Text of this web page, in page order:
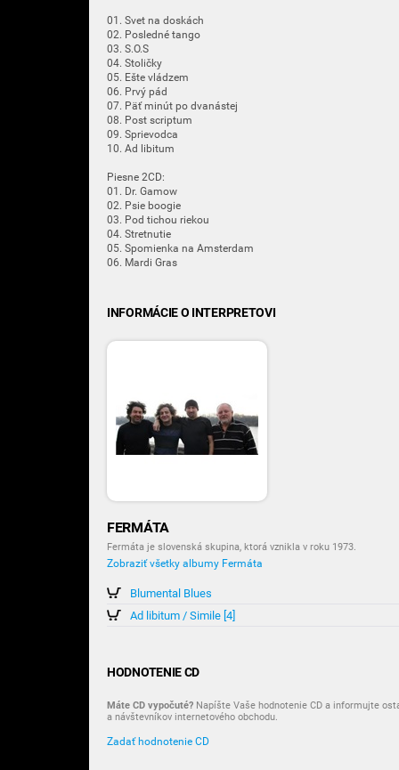
01. Svet na doskách
02. Posledné tango
03. S.O.S
04. Stoličky
05. Ešte vládzem
06. Prvý pád
07. Päť minút po dvanástej
08. Post scriptum
09. Sprievodca
10. Ad libitum
Piesne 2CD:
01. Dr. Gamow
02. Psie boogie
03. Pod tichou riekou
04. Stretnutie
05. Spomienka na Amsterdam
06. Mardi Gras
INFORMÁCIE O INTERPRETOVI
FERMÁTA
Fermáta je slovenská skupina, ktorá vznikla v roku 1973.
Zobraziť všetky albumy Fermáta
Blumental Blues
Ad libitum / Simile [4]
HODNOTENIE CD
Máte CD vypočuté? Napíšte Vaše hodnotenie CD a informujte
a návštevníkov internetového obchodu.
Zadať hodnotenie CD